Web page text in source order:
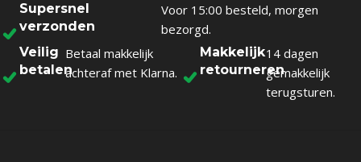
Supersnel
verzonden
Voor 15:00 besteld, morgen
bezorgd.
Veilig
betalen
Betaal makkelijk
achteraf met Klarna.
Makkelijk
retourneren
14 dagen
gemakkelijk
terugsturen.